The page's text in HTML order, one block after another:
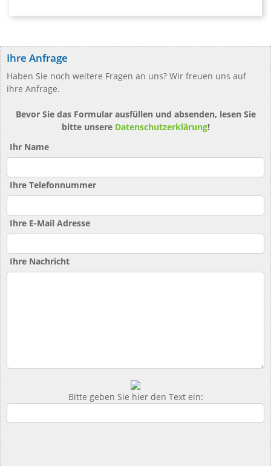
Ihre Anfrage
Haben Sie noch weitere Fragen an uns? Wir freuen uns auf
ihre Anfrage.
Bevor Sie das Formular ausfüllen und absenden, lesen Sie
bitte unsere Datenschutzerklärung!
Ihr Name
Ihre Telefonnummer
Ihre E-Mail Adresse
Ihre Nachricht
Bitte geben Sie hier den Text ein: